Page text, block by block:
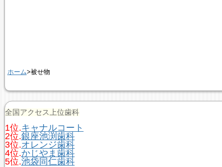
ホーム>被せ物
全国アクセス上位歯科
1位.キャナルコート
2位.銀座池渕歯科
3位.オレンジ歯科
4位.かじやま歯科
5位.池袋同仁歯科